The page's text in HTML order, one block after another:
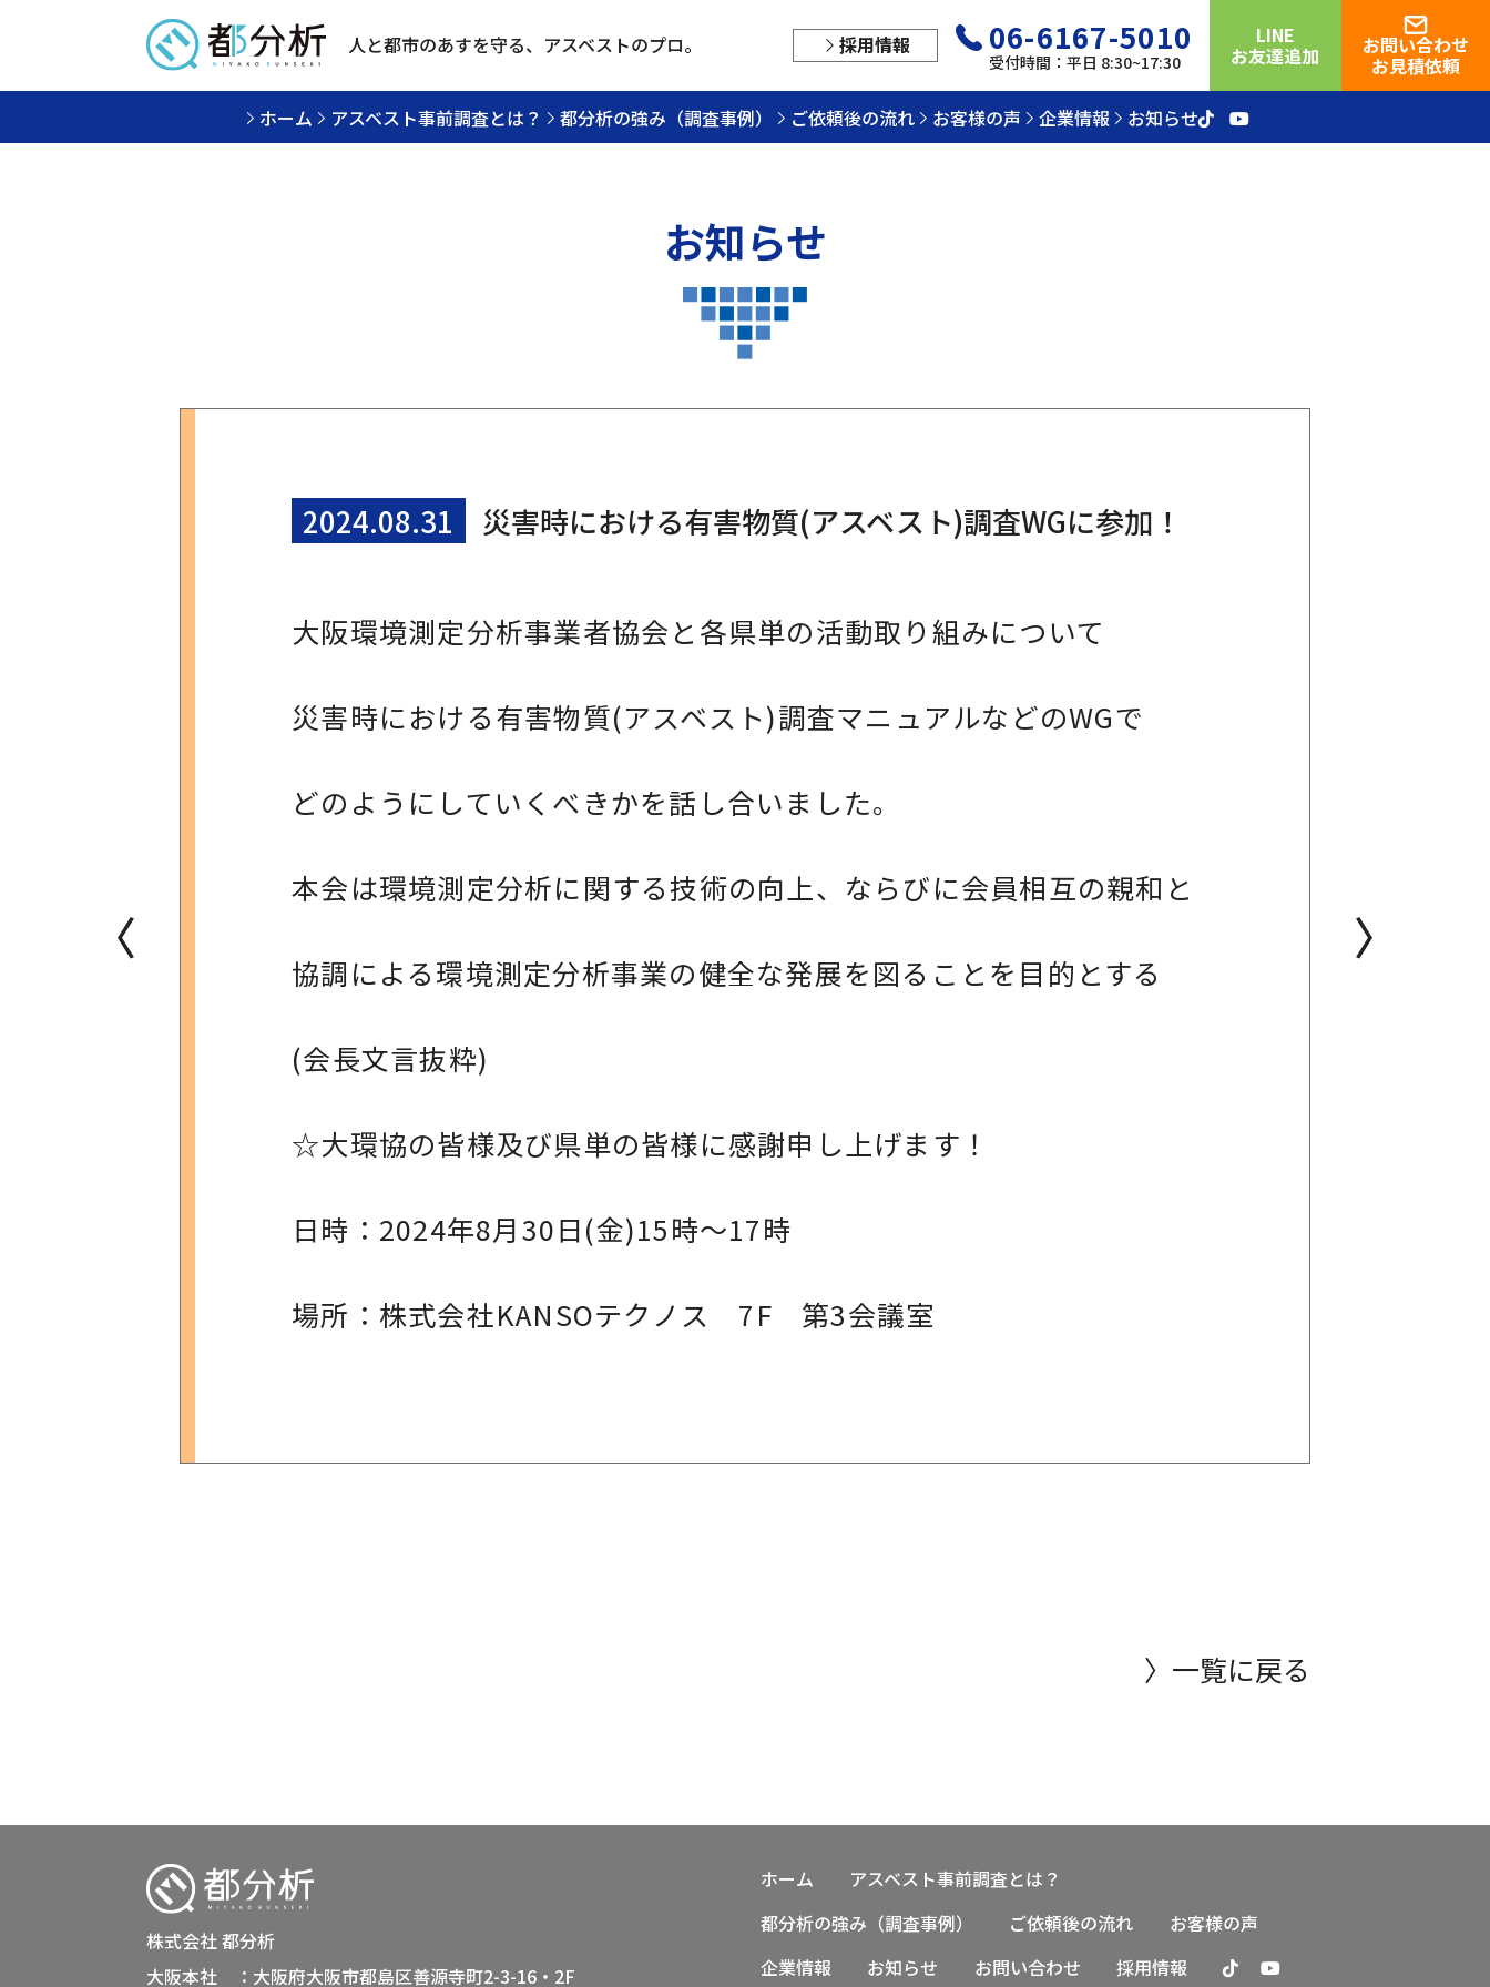
人と都市のあすを守る、 アスベストのプロ。 採用情報 06-6167-5010
受付時間：平日 8:30~17:30
LINE
お友達追加 お問い合わせ
お見積依頼
ホーム
アスベスト事前調査とは？ 都分析の強み（調査事例） ご依頼後の流れ お客様の声 企業情報 お知らせ
お知らせ
2024.08.31 災害時における有害物質(アスベスト)調査WGに参加！
大阪環境測定分析事業者協会と各県単の活動取り組みについて
災害時における有害物質(アスベスト)調査マニュアルなどのWGで
どのようにしていくべきかを話し合いました。
本会は環境測定分析に関する技術の向上、ならびに会員相互の親和と
協調による環境測定分析事業の健全な発展を図ることを目的とする
(会長文言抜粋)
☆大環協の皆様及び県単の皆様に感謝申し上げます！
日時：2024年8月30日(金)15時～17時
場所：株式会社KANSOテクノス 7F 第3会議室
〈 〉
〉一覧に戻る
株式会社 都分析
大阪本社 ：大阪府大阪市都島区善源寺町2-3-16・2F
ホーム
アスベスト事前調査とは？
都分析の強み（調査事例）
ご依頼後の流れ
お客様の声
企業情報
お知らせ お問い合わせ 採用情報